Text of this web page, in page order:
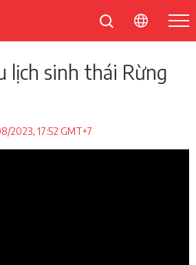
lịch sinh thái Rừng
2023, 17:52 GMT+7